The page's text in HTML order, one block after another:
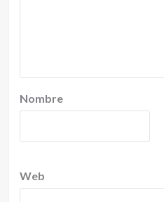
Nombre
Web